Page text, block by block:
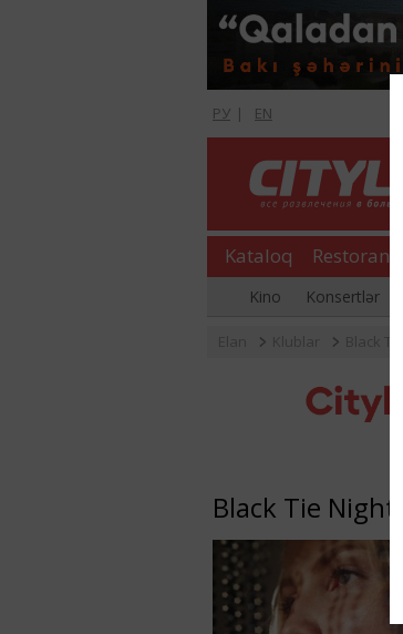
РУ | EN
Kataloq Restoranlar
Kino Konsertlər
Black Tie Night!